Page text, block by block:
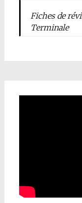
Fiches de
Terminale